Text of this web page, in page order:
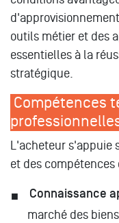
outils métier et des
essentielles à la
stratégique.
Compétences
L'acheteur s'appuie
et des
Connaissance
marché des